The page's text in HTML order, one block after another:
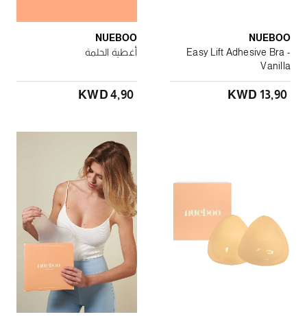
NUEBOO
Easy Lift Adhesive Bra -
Vanilla
KWD 13٫90
NUEBOO
أغطية الحلمة
KWD 4٫90